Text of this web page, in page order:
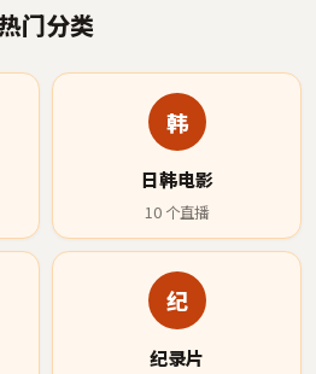
门分类
韩
日韩电影
10 个直播
纪
纪录片